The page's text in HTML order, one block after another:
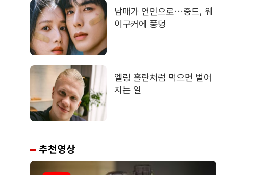
남매가 연인으로…중드, 웨
이구커에 풍덩
엘링 홀란처럼 먹으면 벌어
지는 일
추천영상